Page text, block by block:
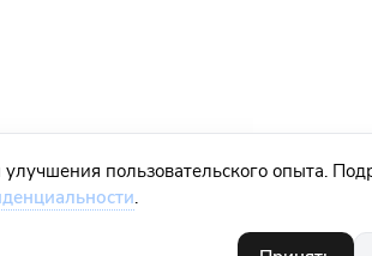
пользовательского опыта.
.